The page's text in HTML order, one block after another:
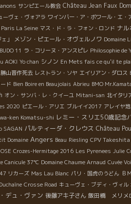
サンピエール教会 Château Jean Faux
ーヴェ・ヴォアラ ワインバー・ア・ボワール・エ・
Paris La Seine マス・ド・ラ・フォン・ロンド ナ
」 メゾン・ピエール・オヴェルノワ Domaine
BUDO 11 ラ・コリーヌ・アンスピレ Philosophie de
AOKI Yo chan シノン En Mets fais ce qu'il te
勝山晋作死去 レストラン・ソヤ エイリアン・ダロス
ド Bien Boire en Beaujolais Abrieu BMO
オン・サンバ・レ・クイーユ Mitani-san 北イタリ
2020 ピエール・アリエ ブルイイ2017 アレイヤ
ken Komatsu-shi レミー・スリエ50歳記念
SAGAN パルティーダ・クレウス Château
Domaine Angers Beau Riesling CPV Takeshita
OSE Crozes-Hermitage 2016 Les Pyrenees Julie
Canicule 37℃ Domaine Chaume Arnaud Cuvée
47 リカーズ Mas Lau Blanc パリ・国虎のうどん Ｂ
Crosse Road キューヴェ・ブディ・ヴィル
デュ・ヴァン 後藤アキ子さん 飯田橋 メリメ